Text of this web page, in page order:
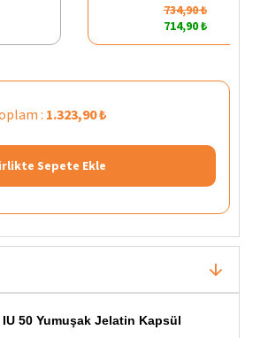
734,90 ₺
714,90 ₺
: 1.323,90 ₺
Sepete Ekle
50 Yumuşak Jelatin Kapsül